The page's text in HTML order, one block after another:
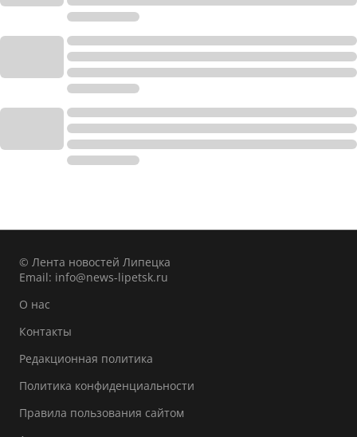
© Лента новостей Липецка
Email: info@news-lipetsk.ru
О нас
Контакты
Редакционная политика
Политика конфиденциальности
Правила пользования сайтом